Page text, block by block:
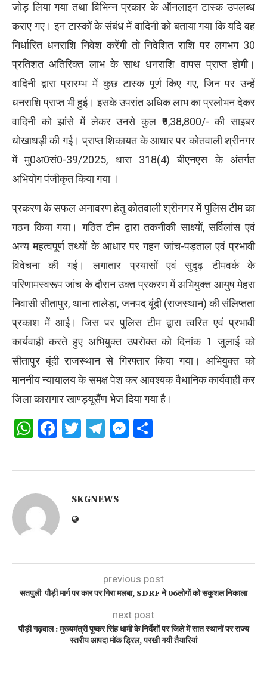
जोड़ लिया गया तथा विभिन्न प्रकार के ऑनलाइन टास्क उपलब्ध
कराए गए। इन टास्कों के संबंध में वादिनी को बताया गया कि यदि वह
निर्धारित धनराशि निवेश करेंगी तो निवेशित राशि पर लगभग 30
प्रतिशत अतिरिक्त लाभ के साथ धनराशि वापस प्राप्त होगी।
वादिनी द्वारा प्रारम्भ में कुछ टास्क पूर्ण किए गए, जिन पर उन्हें
धनराशि प्राप्त भी हुई। इसके उपरांत अधिक लाभ का प्रलोभन देकर
वादिनी को झांसे में लेकर उनसे कुल ₹9,38,800/- की साइबर
धोखाधड़ी की गई। प्राप्त शिकायत के आधार पर कोतवाली श्रीनगर
में मु0अ0सं0-39/2025, धारा 318(4) बीएनएस के अंतर्गत
अभियोग पंजीकृत किया गया ।
प्रकरण के सफल अनावरण हेतु कोतवाली श्रीनगर में पुलिस टीम का
गठन किया गया। गठित टीम द्वारा तकनीकी साक्ष्यों, सर्विलांस एवं
अन्य महत्वपूर्ण तथ्यों के आधार पर गहन जांच-पड़ताल एवं प्रभावी
विवेचना की गई। लगातार प्रयासों एवं सुदृढ़ टीमवर्क के
परिणामस्वरूप जांच के दौरान उक्त प्रकरण में अभियुक्त आयुष मेहरा
निवासी सीतापुर, थाना तालेड़ा, जनपद बूंदी (राजस्थान) की संलिप्तता
प्रकाश में आई। जिस पर पुलिस टीम द्वारा त्वरित एवं प्रभावी
कार्यवाही करते हुए अभियुक्त उपरोक्त को दिनांक 1 जुलाई को
सीतापुर बूंदी राजस्थान से गिरफ्तार किया गया। अभियुक्त को
माननीय न्यायालय के समक्ष पेश कर आवश्यक वैधानिक कार्यवाही कर
जिला कारागार खाण्ड्यूसैंण भेज दिया गया है।
WhatsApp
Facebook
Twitter
Telegram
Messenger
SKGNEWS
previous post
सतपुली-पौड़ी मार्ग पर कार पर गिरा मलबा, SDRF ने 06लोगों को सकुशल निकाला
next post
पौड़ी गढ़वाल : मुख्यमंत्री पुष्कर सिंह धामी के निर्देशों पर जिले में सात स्थानों पर राज्य
स्तरीय आपदा मॉक ड्रिल, परखी गयी तैयारियां